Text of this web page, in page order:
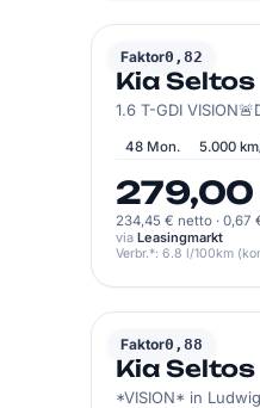
Faktor0,82
KIA
Kia Seltos
1.6 T-GDI
48 Mon. 5.000
279,00
234,45 € netto · 0,67
via Leasingmarkt
Verbr.*: 6.8 l/100km
Faktor0,88
KIA
Kia Seltos
*VISION* in